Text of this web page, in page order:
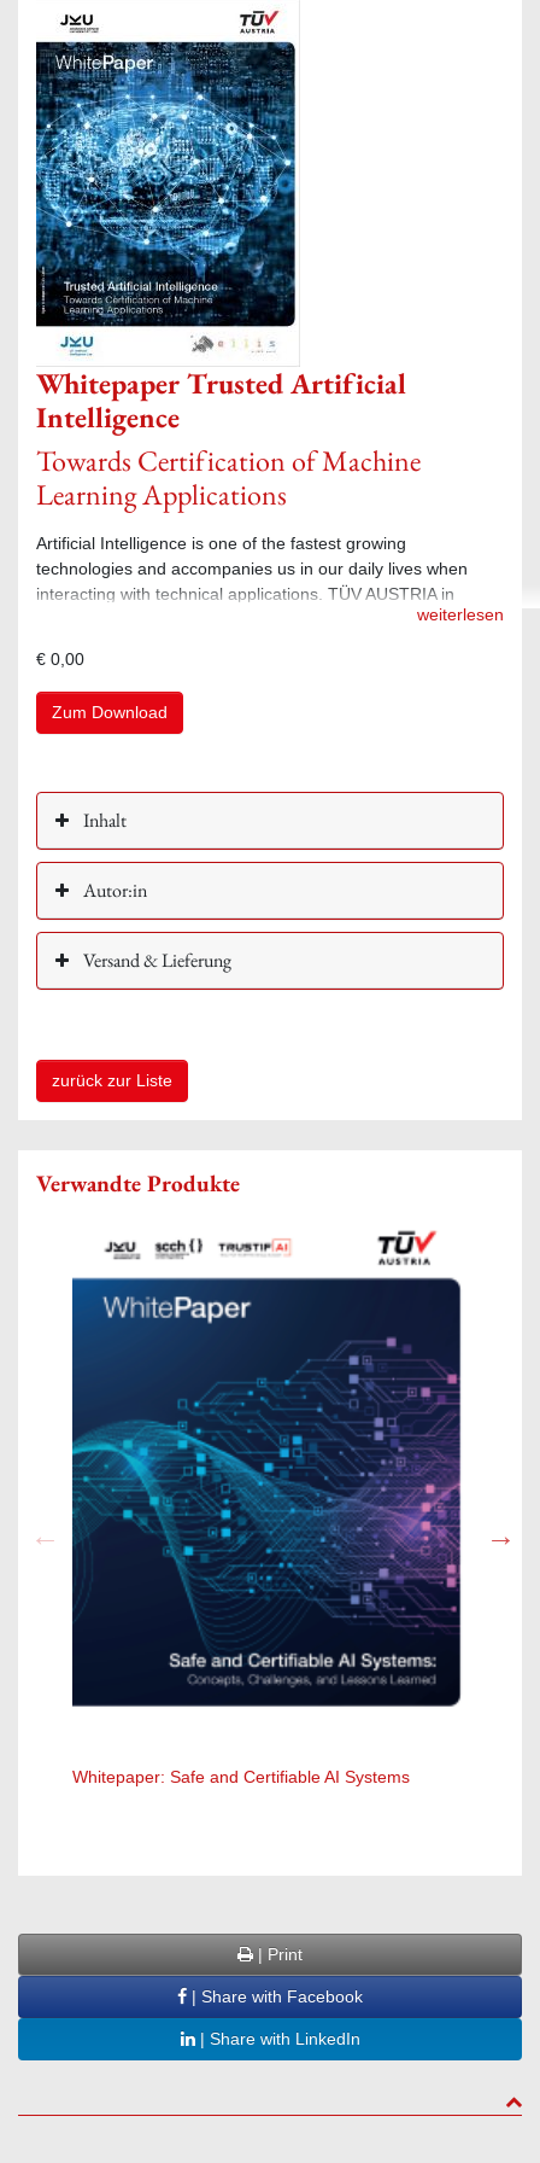
Whitepaper Trusted Artificial
Intelligence
Towards Certification of Machine
Learning Applications
Artificial Intelligence is one of the fastest growing
technologies and accompanies us in our daily lives when
interacting with technical applications. TÜV AUSTRIA in
cooperation with the Institute for Machine Learning at the
process and an audit cataloque for Machine Learning
applications.
weiterlesen
€ 0,00
Zum Download
Inhalt
Autor:in
Versand & Lieferung
zurück zur Liste
Verwandte Produkte
Whitepaper: Safe and Certifiable AI Systems
| Print
| Share with Facebook
| Share with LinkedIn
to